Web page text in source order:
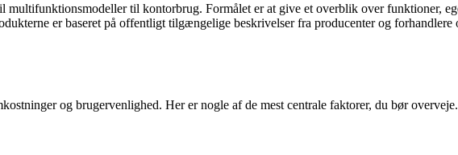
til kontorbrug. Formålet er at give et overblik over funktioner,
er baseret på offentligt tilgængelige beskrivelser fra producenter og
og brugervenlighed. Her er nogle af de mest centrale faktorer, du bør overveje.